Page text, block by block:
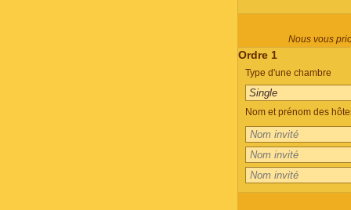
Nous vous
Ordre 1
Type d'une chambre
Nom et prénom des